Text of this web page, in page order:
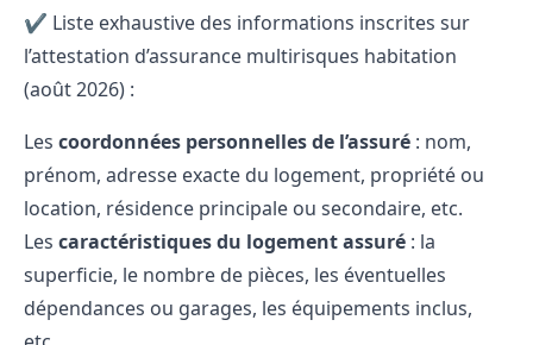
✔️ Liste exhaustive des informations inscrites sur
l’attestation d’assurance multirisques habitation
(août 2026) :
Les coordonnées personnelles de l’assuré : nom,
prénom, adresse exacte du logement, propriété ou
location, résidence principale ou secondaire, etc.
Les caractéristiques du logement assuré : la
superficie, le nombre de pièces, les éventuelles
dépendances ou garages, les équipements inclus,